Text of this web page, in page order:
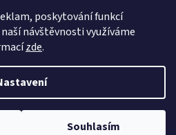
poskytování funkcí
návštěvnosti využíváme
zde.
Souhlasím
. Všechna práva vyhrazena.
cookies